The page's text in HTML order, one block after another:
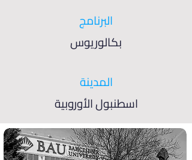
البرنامج
بكالوريوس
المدينة
اسطنبول الأوروبية